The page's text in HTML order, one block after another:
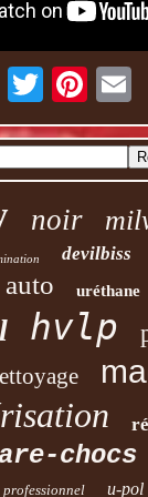
noir
devilbiss
auto uréthane
hvlp
chocs
professionnel u-pol